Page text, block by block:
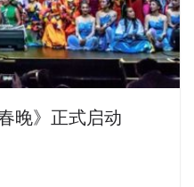
晚》正式启动